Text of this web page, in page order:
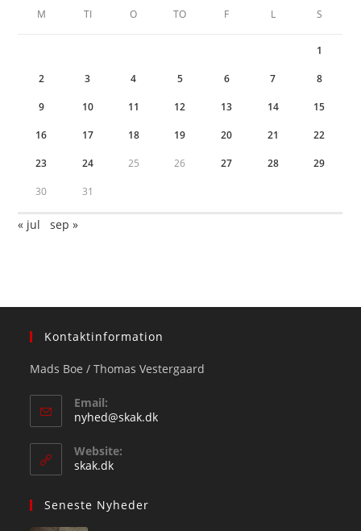
M TI O TO F L S
1
2 3 4 5 6 7 8
9 10 11 12 13 14 15
16 17 18 19 20 21 22
23 24 25 26 27 28 29
30 31
« jul sep »
Kontaktinformation
Mads Boe / Thomas Vestergaard
Email:
nyhed@skak.dkOpens
Website:
skak.dk
Seneste Nyheder